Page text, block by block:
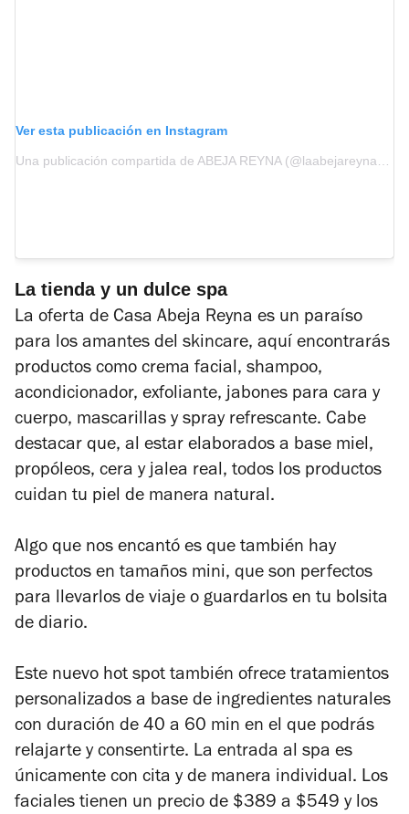
Ver esta publicación en Instagram
Una publicación compartida de ABEJA REYNA (@laabejareynaoficial)
La tienda y un dulce spa
La oferta de Casa Abeja Reyna es un paraíso
para los amantes del skincare, aquí encontrarás
productos como crema facial, shampoo,
acondicionador, exfoliante, jabones para cara y
cuerpo, mascarillas y spray refrescante. Cabe
destacar que, al estar elaborados a base miel,
propóleos, cera y jalea real, todos los productos
cuidan tu piel de manera natural.
Algo que nos encantó es que también hay
productos en tamaños mini, que son perfectos
para llevarlos de viaje o guardarlos en tu bolsita
de diario.
Este nuevo hot spot también ofrece tratamientos
personalizados a base de ingredientes naturales
con duración de 40 a 60 min en el que podrás
relajarte y consentirte. La entrada al spa es
únicamente con cita y de manera individual. Los
faciales tienen un precio de $389 a $549 y los